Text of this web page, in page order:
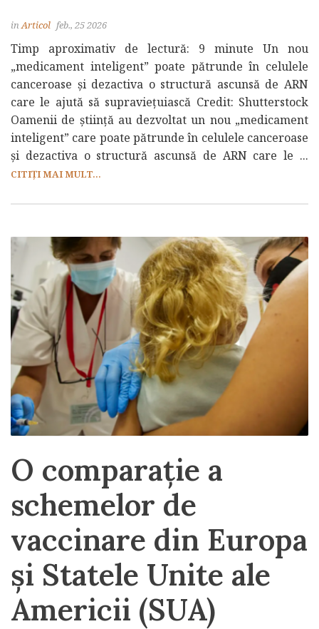
inArticol feb., 25 2026
Timp aproximativ de lectură: 9 minute Un nou
„medicament inteligent” poate pătrunde în celulele
canceroase și dezactiva o structură ascunsă de ARN
care le ajută să supraviețuiască Credit: Shutterstock
Oamenii de știință au dezvoltat un nou „medicament
inteligent” care poate pătrunde în celulele canceroase
și dezactiva o structură ascunsă de ARN care le ...
CITIȚI MAI MULT...
O comparație a
schemelor de
vaccinare din Europa
și Statele Unite ale
Americii (SUA)